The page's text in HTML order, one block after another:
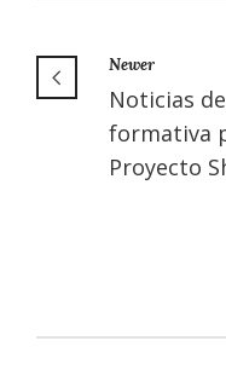
Newer
Noticias
formativa
Proyecto